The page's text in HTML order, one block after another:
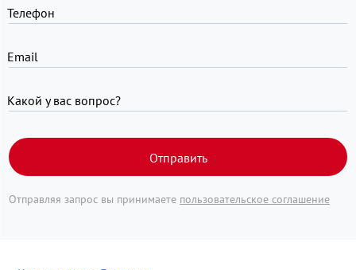
Телефон
Email
Какой у вас вопрос?
Отправить
Отправляя запрос вы принимаете пользовательское соглашение